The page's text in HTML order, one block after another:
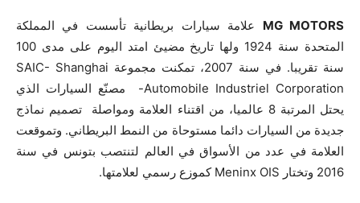
MG MOTORS علامة سيارات بريطانية تأسست في المملكة
المتحدة سنة 1924 ولها تاريخ مضيئ امتد اليوم على مدى 100
سنة تقريبا. في سنة 2007، تمكنت مجموعة SAIC- Shanghai
Automobile Industriel Corporation- مصنّع السيارات الذي
يحتل المرتبة 8 عالميا، من اقتناء العلامة ومواصلة تصميم نماذج
جديدة من السيارات دائما مستوحاة من النمط البريطاني. وتموقعت
العلامة في عدد من الأسواق في العالم لتنتصب بتونس في سنة
2016 وتختار Meninx OIS كموزع رسمي لعلامتها.